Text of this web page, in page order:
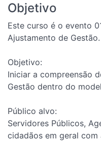
Objetivo
Este curso é o evento
Ajustamento de Gestão.
Objetivo:
Iniciar a compreensão
Gestão dentro do
Público alvo:
Servidores Públicos,
cidadãos em geral